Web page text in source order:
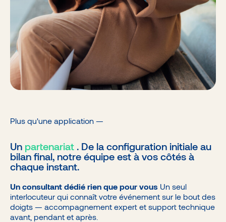
Plus qu'une application —
Un partenariat . De la configuration initiale au
bilan final, notre équipe est à vos côtés à
chaque instant.
Un consultant dédié rien que pour vous Un seul
interlocuteur qui connaît votre événement sur le bout des
doigts — accompagnement expert et support technique
avant, pendant et après.